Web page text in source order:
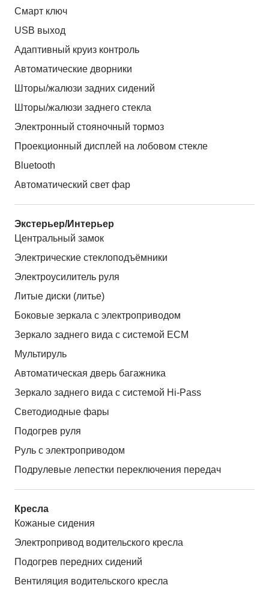
Смарт ключ
USB выход
Адаптивный круиз контроль
Автоматические дворники
Шторы/жалюзи задних сидений
Шторы/жалюзи заднего стекла
Электронный стояночный тормоз
Проекционный дисплей на лобовом стекле
Bluetooth
Автоматический свет фар
Экстерьер/Интерьер
Центральный замок
Электрические стеклоподъёмники
Электроусилитель руля
Литые диски (литье)
Боковые зеркала с электроприводом
Зеркало заднего вида с системой ЕСМ
Мультируль
Автоматическая дверь багажника
Зеркало заднего вида с системой Hi-Pass
Светодиодные фары
Подогрев руля
Руль с электроприводом
Подрулевые лепестки переключения передач
Кресла
Кожаные сидения
Электропривод водительского кресла
Подогрев передних сидений
Вентиляция водительского кресла